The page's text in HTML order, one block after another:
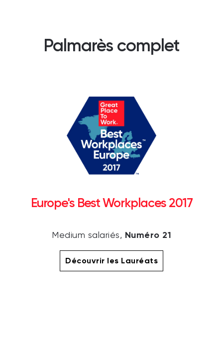
Palmarès complet
Europe's Best Workplaces 2017
Medium salariés, Numéro 21
Découvrir les Lauréats